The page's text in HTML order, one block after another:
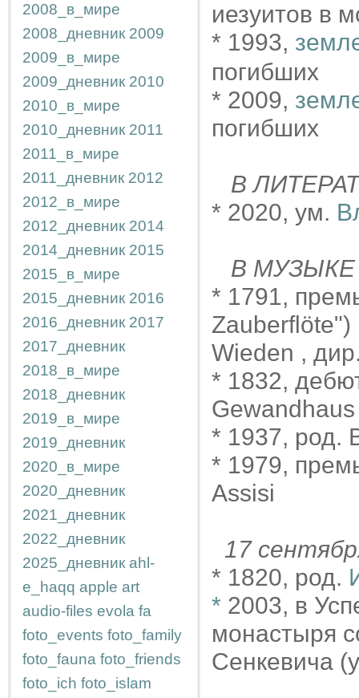
2008_в_мире
2008_дневник 2009
2009_в_мире
2009_дневник 2010
2010_в_мире
2010_дневник 2011
2011_в_мире
2011_дневник 2012
2012_в_мире
2012_дневник 2014
2014_дневник 2015
2015_в_мире
2015_дневник 2016
2016_дневник 2017
2017_дневник
2018_в_мире
2018_дневник
2019_в_мире
2019_дневник
2020_в_мире
2020_дневник
2021_дневник
2022_дневник
2025_дневник ahl-
e_haqq apple art
audio-files evola fa
foto_events foto_family
foto_fauna foto_friends
foto_ich foto_islam
иезуитов в
* 1993,
погибших
* 2009,
погибших
В
* 2020, ум.
В МУЗЫКЕ
* 1791,
Wieden ,
* 1832,
* 1937, род.
* 1979,
Assisi
17
* 1820, род.
* 2003, в
монастыря
Сенкевича